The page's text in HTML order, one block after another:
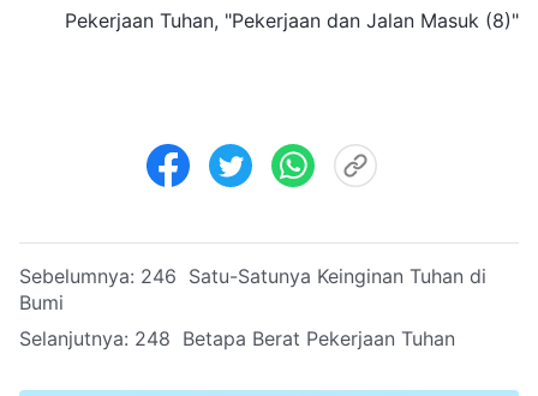
Pekerjaan Tuhan, "Pekerjaan dan Jalan Masuk (8)"
Sebelumnya: 246 Satu-Satunya Keinginan Tuhan di
Bumi
Selanjutnya: 248 Betapa Berat Pekerjaan Tuhan